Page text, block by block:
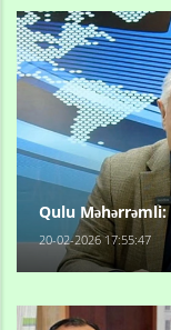
Qulu Məhərrəmli:
20-02-2026 17:55:47